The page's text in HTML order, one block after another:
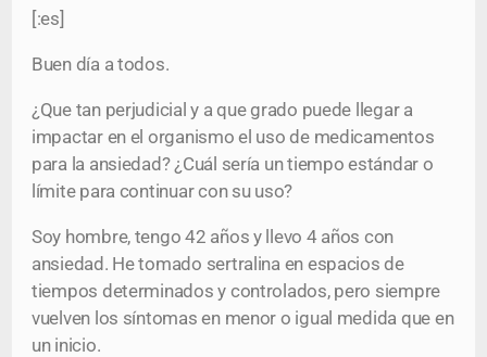
[:es]
Buen día a todos.
¿Que tan perjudicial y a que grado puede llegar a
impactar en el organismo el uso de medicamentos
para la ansiedad? ¿Cuál sería un tiempo estándar o
límite para continuar con su uso?
Soy hombre, tengo 42 años y llevo 4 años con
ansiedad. He tomado sertralina en espacios de
tiempos determinados y controlados, pero siempre
vuelven los síntomas en menor o igual medida que en
un inicio.